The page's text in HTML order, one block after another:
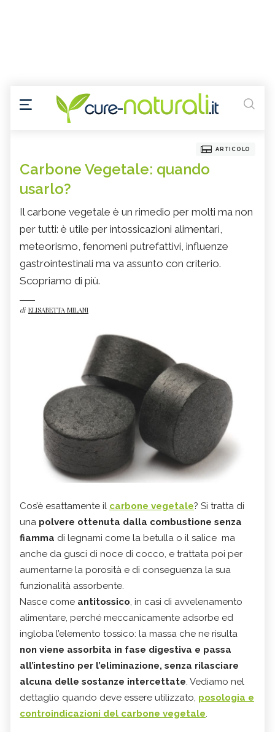
ARTICOLO
Carbone Vegetale: quando
usarlo?
Il carbone vegetale è un rimedio per molti ma non
per tutti: è utile per intossicazioni alimentari,
meteorismo, fenomeni putrefattivi, influenze
gastrointestinali ma va assunto con criterio.
Scopriamo di più.
di ELISABETTA MILANI
Cos’è esattamente il carbone vegetale? Si tratta di
una polvere ottenuta dalla combustione senza
fiamma di legnami come la betulla o il salice ma
anche da gusci di noce di cocco, e trattata poi per
aumentarne la porosità e di conseguenza la sua
funzionalità assorbente.
Nasce come antitossico, in casi di avvelenamento
alimentare, perché meccanicamente adsorbe ed
ingloba l’elemento tossico: la massa che ne risulta
non viene assorbita in fase digestiva e passa
all’intestino per l’eliminazione, senza rilasciare
alcuna delle sostanze intercettate. Vediamo nel
dettaglio quando deve essere utilizzato, posologia e
controindicazioni del carbone vegetale.